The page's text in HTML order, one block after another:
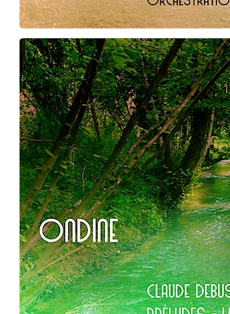
Claude Debussy
Les fées ...